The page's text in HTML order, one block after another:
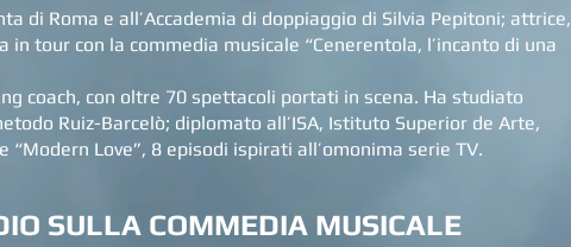
di Roma e all’Accademia di doppiaggio di Silvia Pepitoni; attrice,
tour con la commedia musicale “Cenerentola, l’incanto di una
coach, con oltre 70 spettacoli portati in scena. Ha studiato
Ruiz-Barcelò; diplomato all’ISA, Istituto Superior de Arte,
Love”, 8 episodi ispirati all’omonima serie TV.
SULLA COMMEDIA MUSICALE